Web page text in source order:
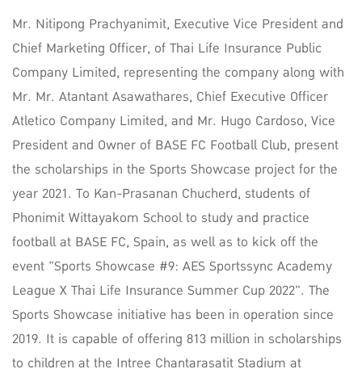
Mr. Nitipong Prachyanimit, Executive Vice President and
Chief Marketing Officer, of Thai Life Insurance Public
Company Limited, representing the company along with
Mr. Mr. Atantant Asawathares, Chief Executive Officer
Atletico Company Limited, and Mr. Hugo Cardoso, Vice
President and Owner of BASE FC Football Club, present
the scholarships in the Sports Showcase project for the
year 2021. To Kan-Prasanan Chucherd, students of
Phonimit Wittayakom School to study and practice
football at BASE FC, Spain, as well as to kick off the
event "Sports Showcase #9: AES Sportssync Academy
League X Thai Life Insurance Summer Cup 2022". The
Sports Showcase initiative has been in operation since
2019. It is capable of offering 813 million in scholarships
to children at the Intree Chantarasatit Stadium at